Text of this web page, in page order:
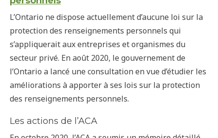
L’Ontario ne dispose actuellement d’aucune loi sur la
protection des renseignements personnels qui
s’appliquerait aux entreprises et organismes du
secteur privé. En août 2020, le gouvernement de
l’Ontario a lancé une consultation en vue d’étudier les
améliorations à apporter à ses lois sur la protection
des renseignements personnels.
Les actions de l’ACA